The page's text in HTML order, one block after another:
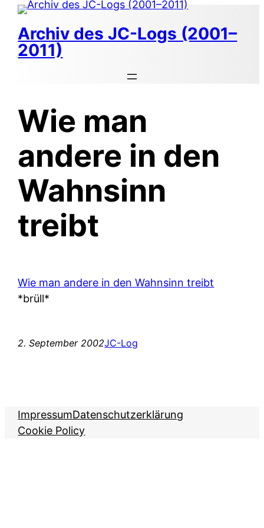
Zum
Inhalt
springen
Archiv des JC-Logs (2001–
2011)
Wie man
andere in den
Wahnsinn
treibt
Wie man andere in den Wahnsinn treibt
*brüll*
2. September 2002JC-Log
ImpressumDatenschutzerklärung
Cookie Policy